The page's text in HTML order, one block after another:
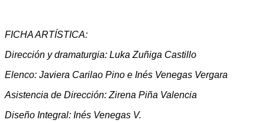
FICHA ARTÍSTICA:
Dirección y dramaturgia: Luka Zuñiga Castillo
Elenco: Javiera Carilao Pino e Inés Venegas Vergara
Asistencia de Dirección: Zirena Piña Valencia
Diseño Integral: Inés Venegas V.